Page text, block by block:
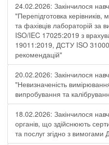
24.02.2026: Закінчилося
"Перепідготовка керівників,
та фахівців лабораторій
ISO/IEC 17025:2019 з
19011:2019, ДСТУ ISO
рекомендацій"
20.02.2026: Закінчилося
"Невизначеність
випробування та
18.02.2026: Закінчилося
органів, що здійснюють
та послуг згідно з